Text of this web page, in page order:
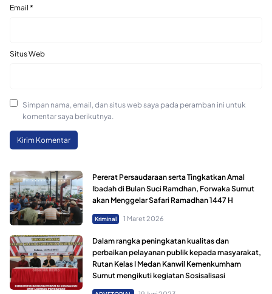
Email *
Situs Web
Simpan nama, email, dan situs web saya pada peramban ini untuk
komentar saya berikutnya.
Pererat Persaudaraan serta Tingkatkan Amal
Ibadah di Bulan Suci Ramdhan, Forwaka Sumut
akan Menggelar Safari Ramadhan 1447 H
Kriminal 1 Maret 2026
Dalam rangka peningkatan kualitas dan
perbaikan pelayanan publik kepada masyarakat,
Rutan Kelas I Medan Kanwil Kemenkumham
Sumut mengikuti kegiatan Sosisalisasi